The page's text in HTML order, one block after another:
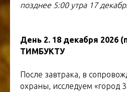
позднее 5:00 утра 17
День 2. 18 декабря 2026
ТИМБУКТУ
После завтрака, в
охраны, исследуем «город